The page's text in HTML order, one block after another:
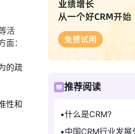
活
：
的疏
性和
推荐阅读
什么是CRM?
中国CRM行业发展